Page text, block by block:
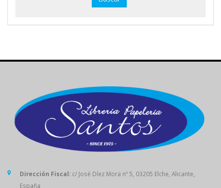
Dirección Fiscal: c/ José Díez Mora nº 5, 03205 Elche, Alicante,
España